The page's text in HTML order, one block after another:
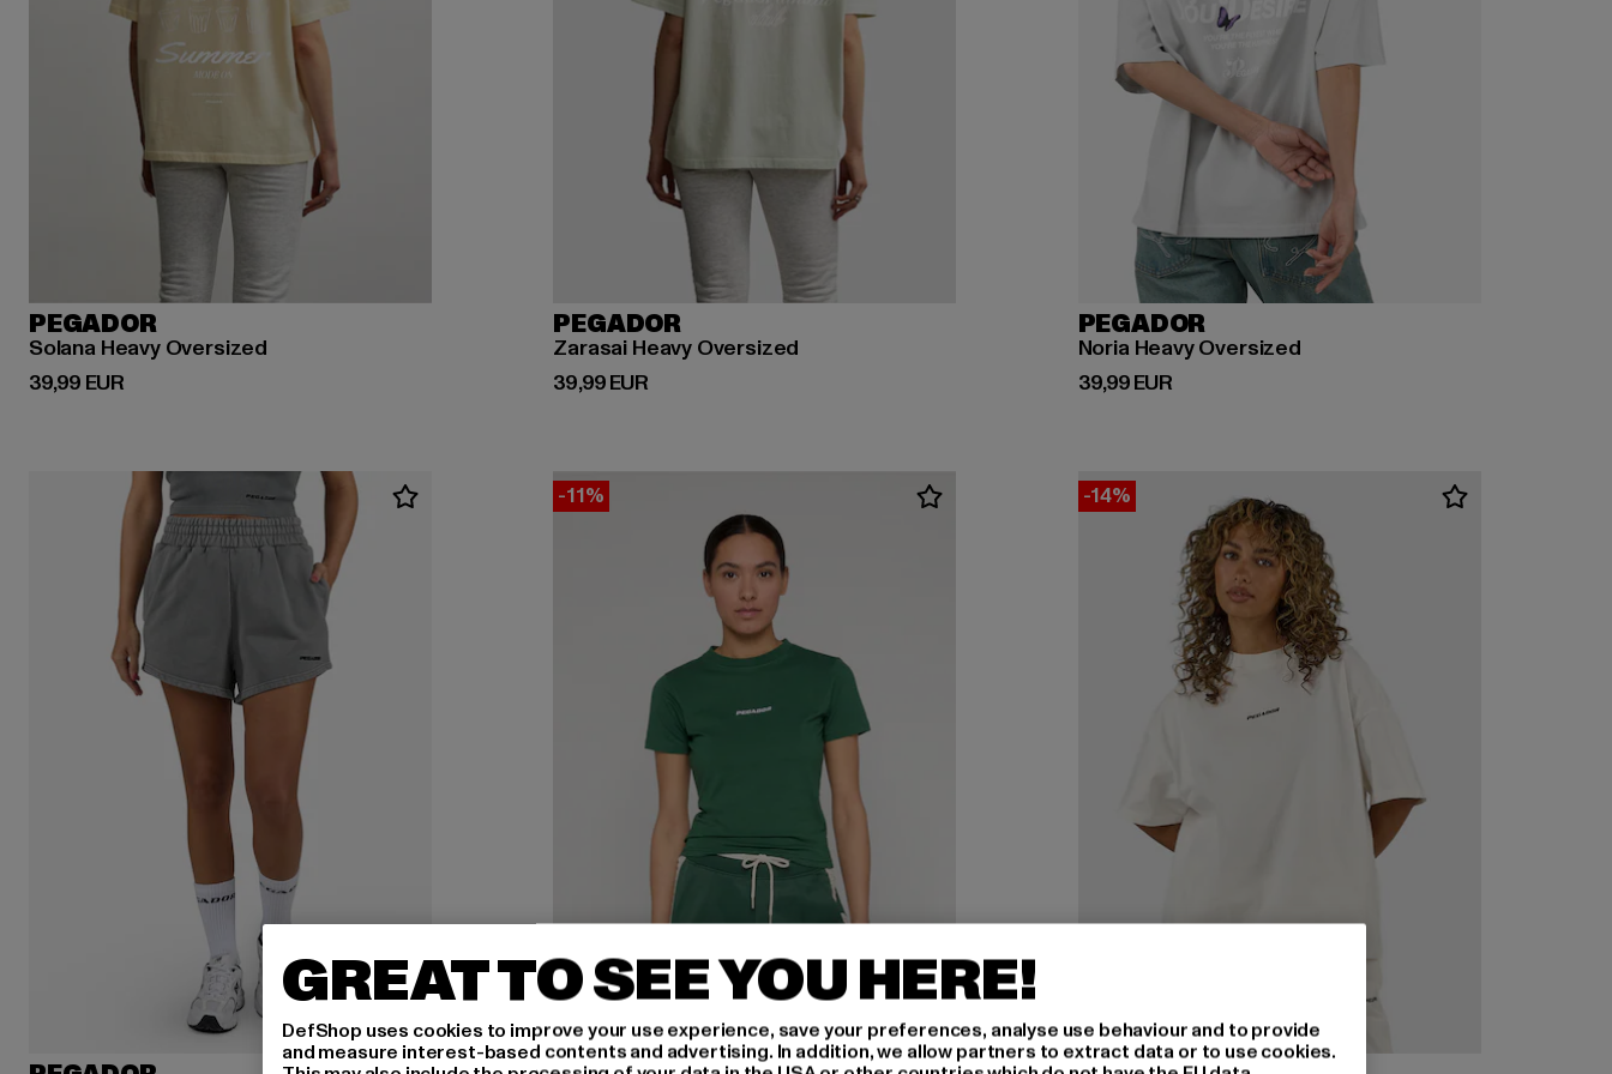
PEGADOR
Solana Heavy Oversized
39,99 EUR
Derzeitiger Preis: 39,99 EUR
PEGADOR
Zarasai Heavy Oversized
39,99 EUR
Derzeitiger Preis: 39,99 EUR
PEGADOR
Noria Heavy Oversized
39,99 EUR
Derzeitiger Preis: 39,99 EUR
-11% -14%
GREAT TO SEE YOU HERE!
DefShop uses cookies to improve your use experience, save your preferences, analyse use behaviour and to provide
and measure interest-based contents and advertising. In addition, we allow partners to extract data or to use cookies.